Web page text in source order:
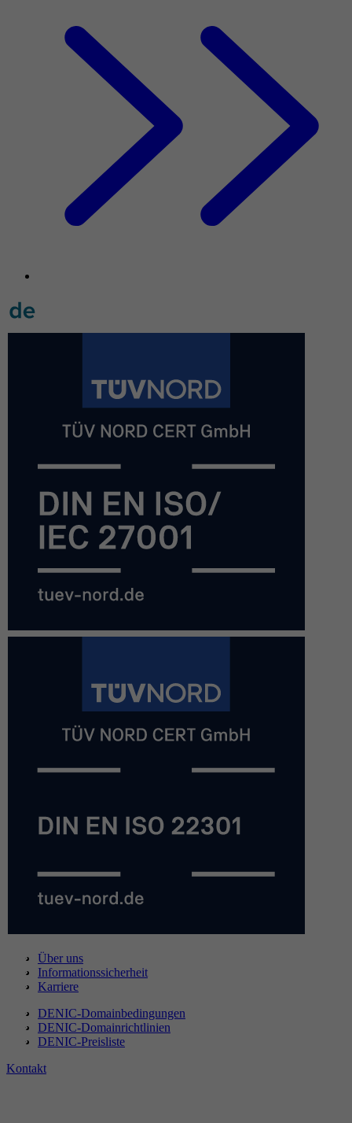
Über uns
Informationssicherheit
Karriere
DENIC-Domainbedingungen
DENIC-Domainrichtlinien
DENIC-Preisliste
Kontakt